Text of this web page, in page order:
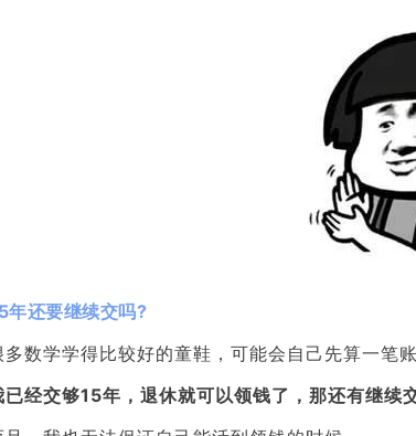
年还要继续交吗?
多数学学得比较好的童鞋，可能会自己先算一笔账
已经交够15年，退休就可以领钱了，那还有继续